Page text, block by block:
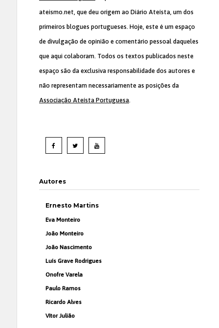
ateismo.net, que deu origem ao Diário Ateísta, um dos
primeiros blogues portugueses. Hoje, este é um espaço
de divulgação de opinião e comentário pessoal daqueles
que aqui colaboram. Todos os textos publicados neste
espaço são da exclusiva responsabilidade dos autores e
não representam necessariamente as posições da
Associação Ateísta Portuguesa.
Autores
Ernesto Martins
Eva Monteiro
João Monteiro
João Nascimento
Luís Grave Rodrigues
Onofre Varela
Paulo Ramos
Ricardo Alves
Vítor Julião